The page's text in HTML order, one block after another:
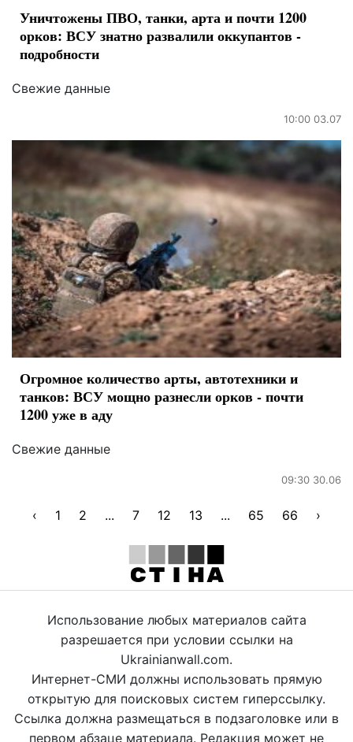
Уничтожены ПВО, танки, арта и почти 1200
орков: ВСУ знатно развалили оккупантов -
подробности
Свежие данные
10:00 03.07
Огромное количество арты, автотехники и
танков: ВСУ мощно разнесли орков - почти
1200 уже в аду
Свежие данные
09:30 30.06
‹ 1 2 ... 7 12 13 ... 65 66 ›
Использование любых материалов сайта
разрешается при условии ссылки на
Ukrainianwall.com.
Интернет-СМИ должны использовать прямую
открытую для поисковых систем гиперссылку.
Ссылка должна размещаться в подзаголовке или в
первом абзаце материала. Редакция может не